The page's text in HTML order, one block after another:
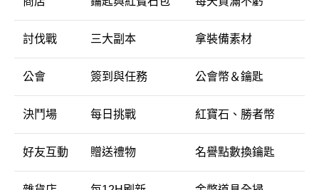
討伐戰 三大副本 拿裝備素材
公會 簽到與任務 公會幣＆鑰匙
決鬥場 每日挑戰 紅寶石、勝者幣
好友互動 贈送禮物 名譽點數換鑰匙